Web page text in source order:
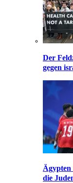
Der
gegen
Ägypten
die